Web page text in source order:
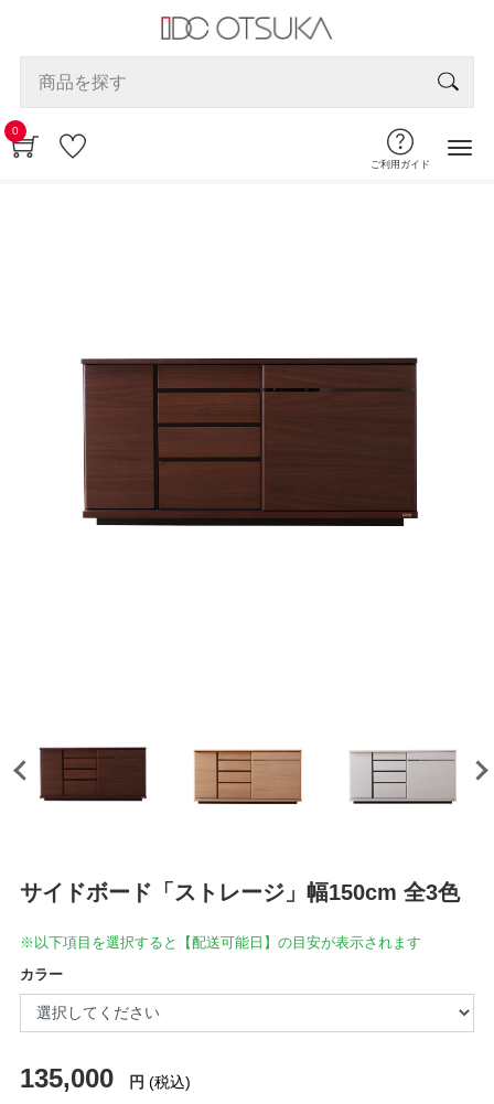
0
ご利用ガイド
サイドボード「ストレージ」幅150cm 全3色
※以下項目を選択すると【配送可能日】の目安が表示されます
カラー
135,000 円 (税込)